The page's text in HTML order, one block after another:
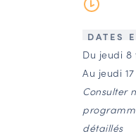
DATES
Du jeudi 8
Au jeudi
Consulter
détaillés